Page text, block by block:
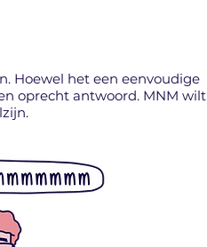
Hoewel het een eenvoudige
oprecht antwoord. MNM wilt